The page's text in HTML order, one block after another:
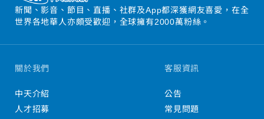
新聞、影音、節目、直播、社群及App都深獲網友喜愛，在全
世界各地華人亦頗受歡迎，全球擁有2000萬粉絲。
關於我們
中天介紹
人才招募
客服資訊
公告
常見問題